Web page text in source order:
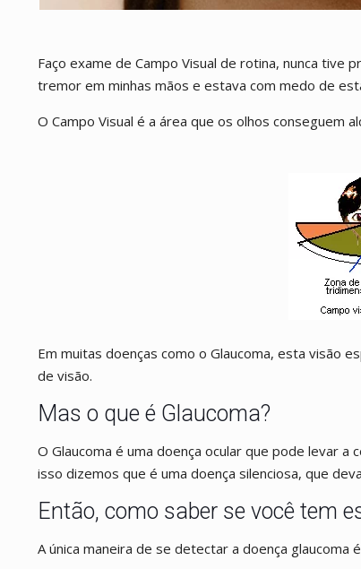
Faço exame de Campo Visual de rotina, nunca tive
tremor em minhas mãos e estava com medo de
O Campo Visual é a área que os olhos conseguem
Em muitas doenças como o Glaucoma, esta visão
de visão.
Mas o que é Glaucoma?
O Glaucoma é uma doença ocular que pode levar
isso dizemos que é uma doença silenciosa, que
Então, como saber se você tem
A única maneira de se detectar a doença glaucoma